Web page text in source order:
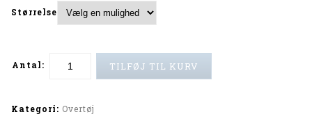
Størrelse
Antal: TILFØJ TIL KURV
Kategori: Overtøj